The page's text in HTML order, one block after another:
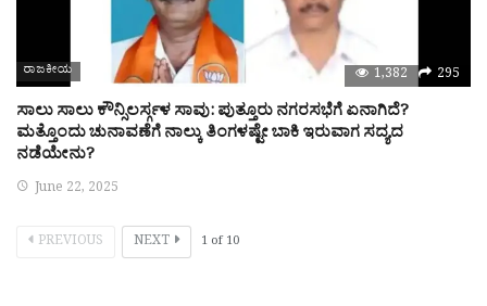
ರಾಜಕೀಯ 1,382 295
ಸಾಲು ಸಾಲು ಕೌನ್ಸಿಲರ್ಸ್ಗಳ ಸಾವು: ಪುತ್ತೂರು ನಗರಸಭೆಗೆ ಏನಾಗಿದೆ?
ಮತ್ತೊಂದು ಚುನಾವಣೆಗೆ ನಾಲ್ಕು ತಿಂಗಳಷ್ಟೇ ಬಾಕಿ ಇರುವಾಗ ಸದ್ಯದ
ನಡೆಯೇನು?
June 22, 2025
PREVIOUS NEXT 1 of10